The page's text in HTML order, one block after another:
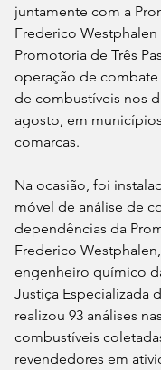
juntamente com a
Frederico Westphalen
Promotoria de Três
operação de combate
de combustíveis nos
agosto, em
comarcas.
Na ocasião, foi
móvel de análise de
dependências da
Frederico
engenheiro químico
Justiça Especializada
realizou 93 análises
combustíveis
revendedores em